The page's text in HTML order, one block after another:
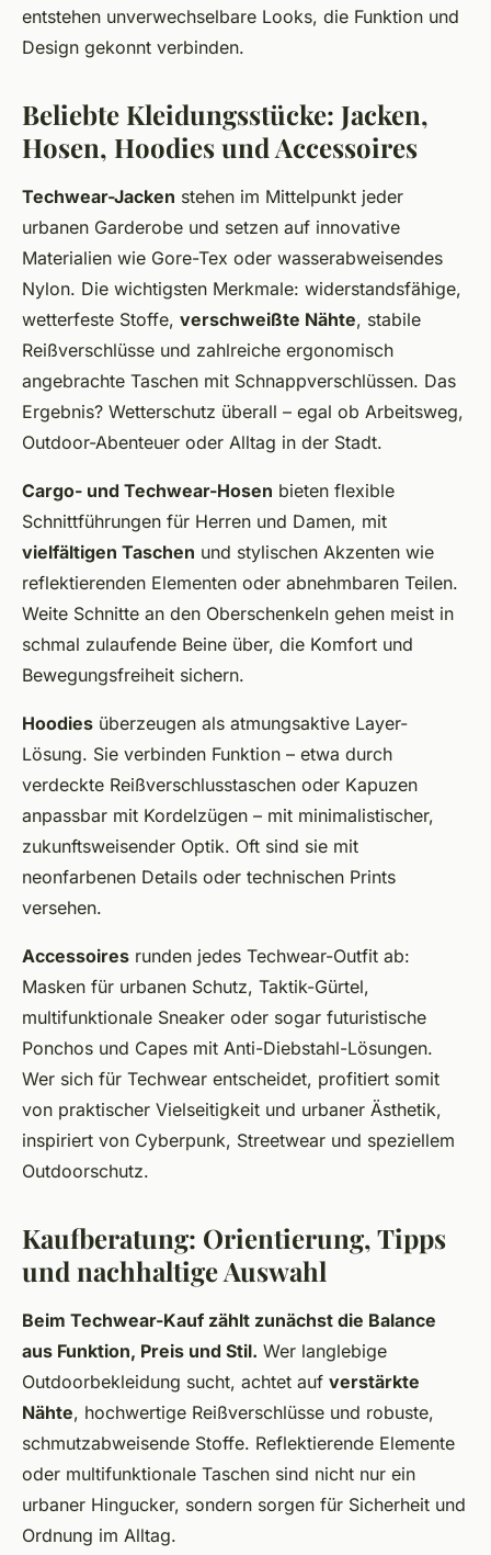
entstehen unverwechselbare Looks, die Funktion und
Design gekonnt verbinden.
Beliebte Kleidungsstücke: Jacken,
Hosen, Hoodies und Accessoires
Techwear-Jacken stehen im Mittelpunkt jeder
urbanen Garderobe und setzen auf innovative
Materialien wie Gore-Tex oder wasserabweisendes
Nylon. Die wichtigsten Merkmale: widerstandsfähige,
wetterfeste Stoffe, verschweißte Nähte, stabile
Reißverschlüsse und zahlreiche ergonomisch
angebrachte Taschen mit Schnappverschlüssen. Das
Ergebnis? Wetterschutz überall – egal ob Arbeitsweg,
Outdoor-Abenteuer oder Alltag in der Stadt.
Cargo- und Techwear-Hosen bieten flexible
Schnittführungen für Herren und Damen, mit
vielfältigen Taschen und stylischen Akzenten wie
reflektierenden Elementen oder abnehmbaren Teilen.
Weite Schnitte an den Oberschenkeln gehen meist in
schmal zulaufende Beine über, die Komfort und
Bewegungsfreiheit sichern.
Hoodies überzeugen als atmungsaktive Layer-
Lösung. Sie verbinden Funktion – etwa durch
verdeckte Reißverschlusstaschen oder Kapuzen
anpassbar mit Kordelzügen – mit minimalistischer,
zukunftsweisender Optik. Oft sind sie mit
neonfarbenen Details oder technischen Prints
versehen.
Accessoires runden jedes Techwear-Outfit ab:
Masken für urbanen Schutz, Taktik-Gürtel,
multifunktionale Sneaker oder sogar futuristische
Ponchos und Capes mit Anti-Diebstahl-Lösungen.
Wer sich für Techwear entscheidet, profitiert somit
von praktischer Vielseitigkeit und urbaner Ästhetik,
inspiriert von Cyberpunk, Streetwear und speziellem
Outdoorschutz.
Kaufberatung: Orientierung, Tipps
und nachhaltige Auswahl
Beim Techwear-Kauf zählt zunächst die Balance
aus Funktion, Preis und Stil. Wer langlebige
Outdoorbekleidung sucht, achtet auf verstärkte
Nähte, hochwertige Reißverschlüsse und robuste,
schmutzabweisende Stoffe. Reflektierende Elemente
oder multifunktionale Taschen sind nicht nur ein
urbaner Hingucker, sondern sorgen für Sicherheit und
Ordnung im Alltag.